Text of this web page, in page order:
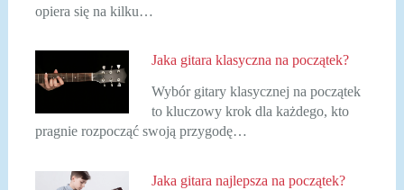
opiera się na kilku…
Jaka gitara klasyczna na początek?
Wybór gitary klasycznej na początek
to kluczowy krok dla każdego, kto
pragnie rozpocząć swoją przygodę…
Jaka gitara najlepsza na początek?